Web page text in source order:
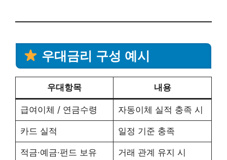
우대금리 구성 예시
우대항목 내용
급여이체 / 연금수령 자동이체 실적 충족 시
카드 실적 일정 기준 충족
적금·예금·펀드 보유 거래 관계 유지 시